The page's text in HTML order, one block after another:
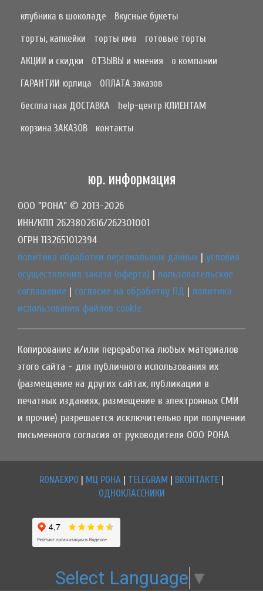
клубника в шоколаде
Вкусные букеты
торты, капкейки
торты кмв
готовые торты
АКЦИИ и скидки
ОТЗЫВЫ и мнения
о компании
ГАРАНТИИ юрлица
ОПЛАТА заказов
бесплатная ДОСТАВКА
help-центр КЛИЕНТАМ
корзина ЗАКАЗОВ
контакты
юр. информация
ООО "РОНА" © 2013-2026
ИНН/КПП 2623802616/262301001
ОГРН 1132651012394
политика обработки персональных данных | условия
осуществления заказа (оферта) | пользовательское
соглашение | согласие на обработку ПД | политика
использования файлов cookie
Копирование и/или переработка любых материалов
этого сайта - для публичного использования их
(размещение на других сайтах, публикации в
печатных изданиях, размещение в электронных СМИ
и прочие) разрешается исключительно при получении
письменного согласия от руководителя ООО РОНА
RONAEXPO | МЦ РОНА | TELEGRAM | ВКОНТАКТЕ |
ОДНОКЛАССНИКИ
Select Language ▼